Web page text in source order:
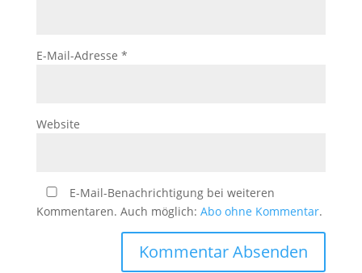
E-Mail-Adresse *
Website
E-Mail-Benachrichtigung bei weiteren
Kommentaren. Auch möglich: Abo ohne Kommentar.